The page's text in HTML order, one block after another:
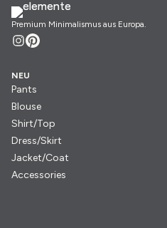
Premium Minimalismus aus Europa.
NEU
Pants
Blouse
Shirt/Top
Dress/Skirt
Jacket/Coat
Accessories